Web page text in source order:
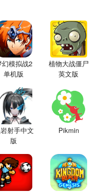
幻模拟战2
单机版
植物大战僵尸
英文版
射手中文
版
Pikmin